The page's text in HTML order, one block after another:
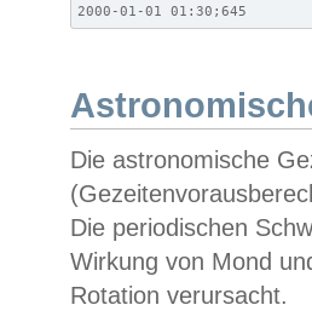
2000-01-01 01:30;645
Die astronomische
Die periodischen
Wirkung von Mond
Rotation verursacht.